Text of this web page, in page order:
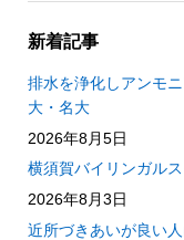
新着記事
排水を浄化しアンモ
大・名大
2026年8月5日
横須賀バイリンガル
2026年8月3日
近所づきあいが良い